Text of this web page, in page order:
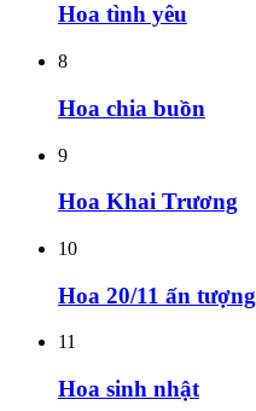
Hoa tình yêu
8
Hoa chia buồn
9
Hoa Khai Trương
10
Hoa 20/11 ấn tượng
11
Hoa sinh nhật